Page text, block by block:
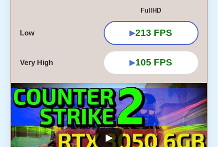
FullHD
Low ▶213 FPS
Very High ▶105 FPS
▶